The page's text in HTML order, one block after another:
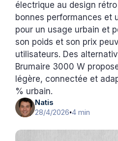
électrique au design
bonnes performances et
pour un usage urbain et
son poids et son prix
utilisateurs. Des
Brumaire 3000 W
légère, connectée et
% urbain.
Natis
28/4/2026•4 min